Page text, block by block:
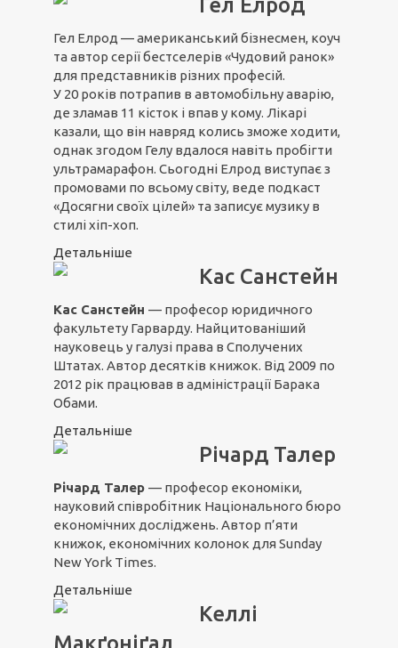
Гел Елрод
Гел Елрод — американський бізнесмен, коуч
та автор серії бестселерів «Чудовий ранок»
для представників різних професій.
У 20 років потрапив в автомобільну аварію,
де зламав 11 кісток і впав у кому. Лікарі
казали, що він навряд колись зможе ходити,
однак згодом Гелу вдалося навіть пробігти
ультрамарафон. Сьогодні Елрод виступає з
промовами по всьому світу, веде подкаст
«Досягни своїх цілей» та записує музику в
стилі хіп-хоп.
Детальніше
Кас Санстейн
Кас Санстейн — професор юридичного
факультету Гарварду. Найцитованіший
науковець у галузі права в Сполучених
Штатах. Автор десятків книжок. Від 2009 по
2012 рік працював в адміністрації Барака
Обами.
Детальніше
Річард Талер
Річард Талер — професор економіки,
науковий співробітник Національного бюро
економічних досліджень. Автор п’яти
книжок, економічних колонок для Sunday
New York Times.
Детальніше
Келлі
Макґоніґал